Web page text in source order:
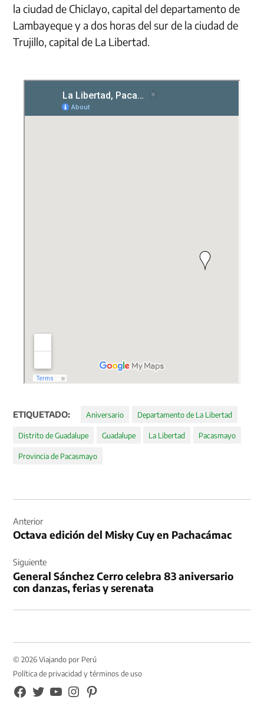
la ciudad de Chiclayo, capital del departamento de
Lambayeque y a dos horas del sur de la ciudad de
Trujillo, capital de La Libertad.
ETIQUETADO: Aniversario Departamento de La Libertad
Distrito de Guadalupe Guadalupe La Libertad Pacasmayo
Provincia de Pacasmayo
de
entradas
Anterior
Octava edición del Misky Cuy en Pachacámac
Siguiente
General Sánchez Cerro celebra 83 aniversario
con danzas, ferias y serenata
© 2026 Viajando por Perú
Política de privacidad y términos de uso
FB
TW YouTubeInstagramPinterest